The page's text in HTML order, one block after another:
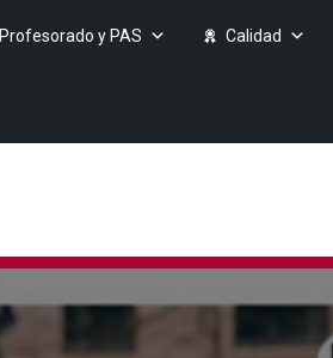
Profesorado y PAS Calidad